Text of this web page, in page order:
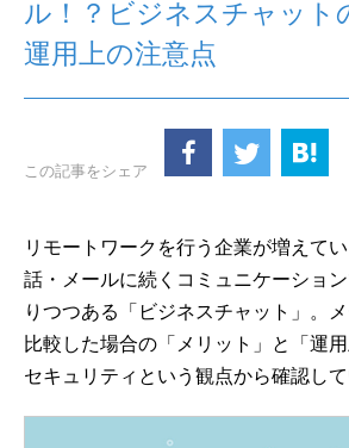
ル！？ビジネスチャット
運用上の注意点
この記事をシェア
リモートワークを行う企業が増えて
話・メールに続くコミュニケーショ
りつつある「ビジネスチャット」。
比較した場合の「メリット」と「運用
セキュリティという観点から確認して